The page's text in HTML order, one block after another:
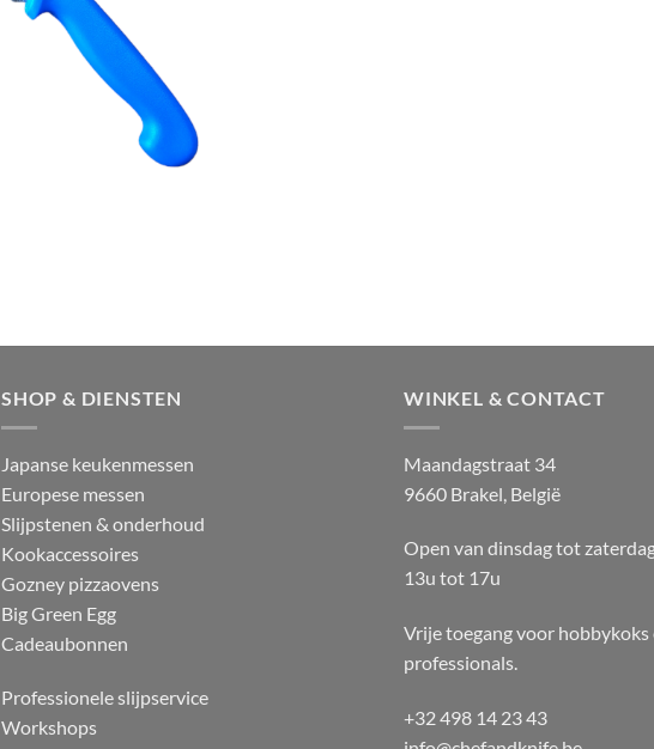
SHOP & DIENSTEN
Japanse keukenmessen
Europese messen
Slijpstenen & onderhoud
Kookaccessoires
Gozney pizzaovens
Big Green Egg
Cadeaubonnen
Professionele slijpservice
Workshops
WINKEL & CONTACT
Maandagstraat 34
9660 Brakel, België
Open van dinsdag tot
13u tot 17u
Vrije toegang voor hobbykoks
professionals.
+32 498 14 23 43